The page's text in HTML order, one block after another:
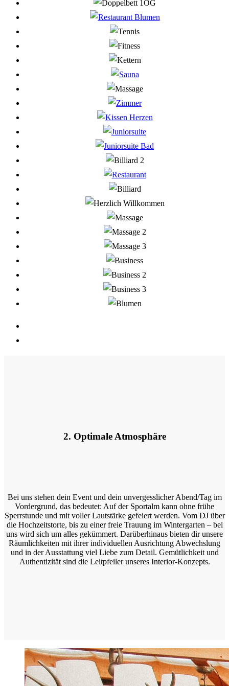
2. Optimale Atmosphäre
Bei uns stehen dein Event und dein unvergesslicher Abend/Tag im
Vordergrund, das bedeutet: Auf der Sportalm kann ohne frühe
Sperrstunde und mit voller Lautstärke gefeiert werden. Vom DJ über
die Hochzeitstorte, bis zu einer freie Trauung im Wintergarten – bei
uns wird sich um alles gekümmert. Darüberhinaus bieten dir unsere
Räumlichkeiten mit ihrer individuellen Ausrichtung Abwechslung
und in der Ausstattung viel Liebe zum Detail. Gemütlichkeit und
Authentizität sind die Leitpfeiler unseres Interior-Konzepts.